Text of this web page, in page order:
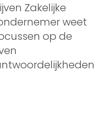
Zakelijke
weet
op de